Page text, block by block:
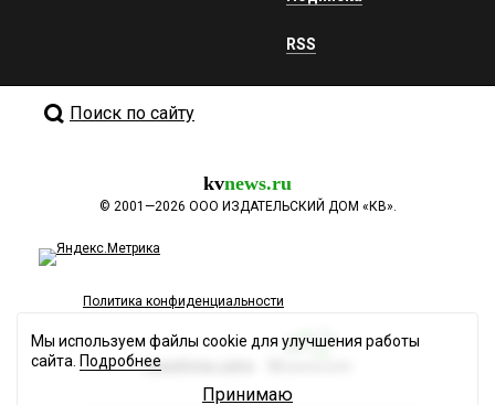
RSS
Поиск по сайту
kvnews.ru
© 2001—2026 ООО ИЗДАТЕЛЬСКИЙ ДОМ «КВ».
Политика конфиденциальности
Разработка сайта
Мы используем файлы cookie для улучшения работы
сайта. Подробнее
Принимаю